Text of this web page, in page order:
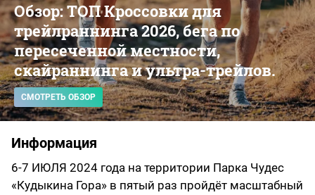
Обзор: ТОП Кроссовки для
трейлраннинга 2026, бега по
пересеченной местности,
скайраннинга и ультра-трейлов.
СМОТРЕТЬ ОБЗОР
Информация
6-7 ИЮЛЯ 2024 года на территории Парка Чудес
«Кудыкина Гора» в пятый раз пройдёт масштабный